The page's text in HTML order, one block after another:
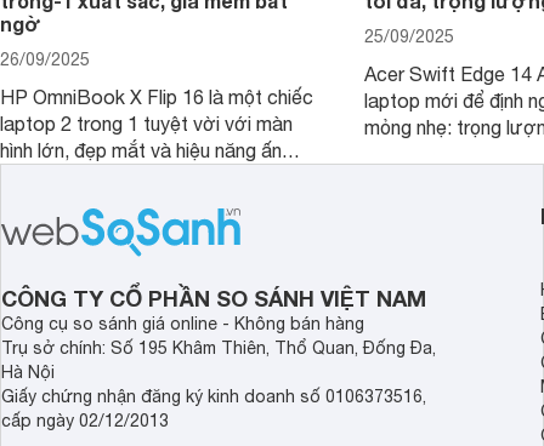
ngờ
26/09/2025
HP OmniBook X Flip 16 là một chiếc
laptop 2 trong 1 tuyệt vời với màn
hình lớn, đẹp mắt và hiệu năng ấn
thành một lựa chọn “đáng đồng tiền
bát gạo” trên thị trường.
25/09/2025
Acer Swift Edge 14
laptop mới để định
mỏng nhẹ: trọng
năng AI hàng đầu,
CÔNG TY CỔ PHẦN SO SÁNH VIỆT NAM
Công cụ so sánh giá online - Không bán hàng
Trụ sở chính: Số 195 Khâm Thiên, Thổ Quan, Đống Đa,
Hà Nội
Giấy chứng nhận đăng ký kinh doanh số 0106373516,
cấp ngày 02/12/2013